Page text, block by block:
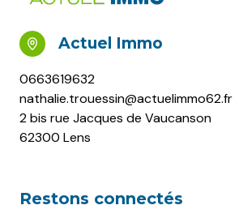
Actuel Immo
0663619632
nathalie.trouessin@actuelimmo62.fr
2 bis rue Jacques de Vaucanson
62300 Lens
Restons connectés